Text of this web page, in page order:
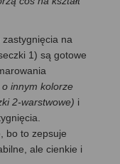
na
1) są gotowe
innym kolorze
2-warstwowe) i
bo to zepsuje
ale cienkie i